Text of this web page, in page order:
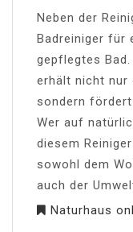
Neben der
Badreiniger für
gepflegtes
erhält nicht nur
sondern fördert
Wer auf
diesem
sowohl dem
auch der
Naturhaus